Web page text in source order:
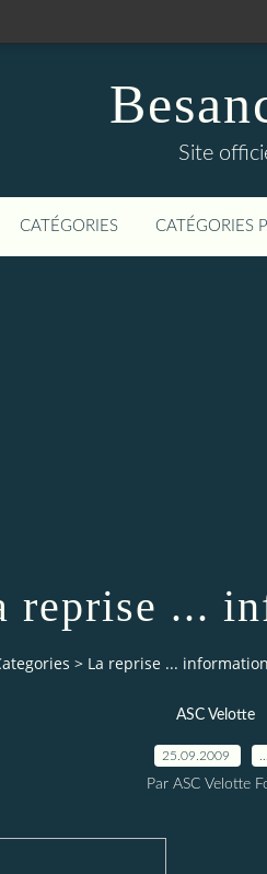
Site
CATÉGORIES CATÉGORIES
reprise ...
> La reprise ...
ASC Velotte
25.09.2009
Par ASC Velotte